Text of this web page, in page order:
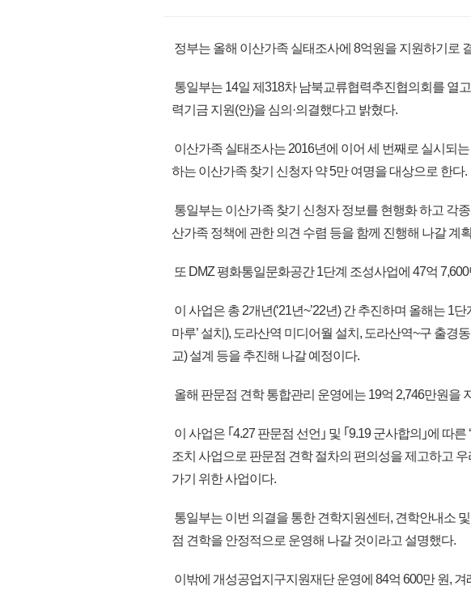
정부는 올해 이산가족 실태조사에 8억원을 지원하기로
통일부는 14일 제318차 남북교류협력추진협의회를 열
력기금 지원(안)을 심의·의결했다고 밝혔다.
이산가족 실태조사는 2016년에 이어 세 번째로 실시되
하는 이산가족 찾기 신청자 약 5만 여명을 대상으로 한다.
통일부는 이산가족 찾기 신청자 정보를 현행화 하고 각
산가족 정책에 관한 의견 수렴 등을 함께 진행해 나갈 계
또 DMZ 평화통일문화공간 1단계 조성사업에 47억
이 사업은 총 2개년(‘21년~’22년) 간 추진하며 올해는 1
마루’ 설치), 도라산역 미디어월 설치, 도라산역~구 출경
교) 설계 등을 추진해 나갈 예정이다.
올해 판문점 견학 통합관리 운영에는 19억 2,746만원을
이 사업은 ｢4.27 판문점 선언｣ 및 ｢9.19 군사합의｣에 따
조치 사업으로 판문점 견학 절차의 편의성을 제고하고
가기 위한 사업이다.
통일부는 이번 의결을 통한 견학지원센터, 견학안내소
점 견학을 안정적으로 운영해 나갈 것이라고 설명했다.
이밖에 개성공업지구지원재단 운영에 84억 600만 원,